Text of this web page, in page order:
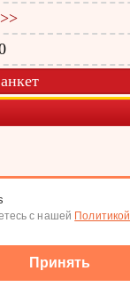
с нашей Политикой
Принять